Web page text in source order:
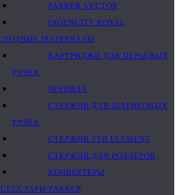
PARKER VECTOR
INGENUITY ROYAL
МАТЕРИАЛЫ
КАРТРИДЖИ ДЛЯ ПЕРЬЕВЫХ
РУЧЕК
ЧЕРНИЛА
СТЕРЖНИ ДЛЯ ШАРИКОВЫХ
РУЧЕК
СТЕРЖНИ 5TH ELEMENT
СТЕРЖНИ ДЛЯ РОЛЛЕРОВ
КОНВЕРТЕРЫ
PARKER